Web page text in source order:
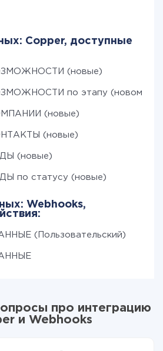
Copper, доступные
(новые)
по этапу (новому)
(новые)
(новые)
(новые)
по статусу (новые)
Webhooks,
(Пользовательский)
про интеграцию
и Webhooks